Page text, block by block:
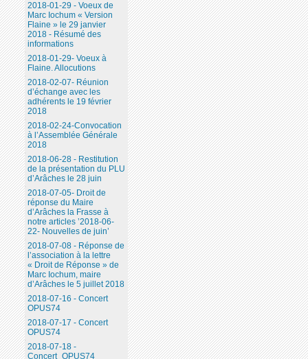
2018-01-29 - Voeux de
Marc Iochum « Version
Flaine » le 29 janvier
2018 - Résumé des
informations
2018-01-29- Voeux à
Flaine. Allocutions
2018-02-07- Réunion
d’échange avec les
adhérents le 19 février
2018
2018-02-24-Convocation
à l’Assemblée Générale
2018
2018-06-28 - Restitution
de la présentation du PLU
d’Arâches le 28 juin
2018-07-05- Droit de
réponse du Maire
d’Arâches la Frasse à
notre articles ’2018-06-
22- Nouvelles de juin’
2018-07-08 - Réponse de
l’association à la lettre
« Droit de Réponse » de
Marc Iochum, maire
d’Arâches le 5 juillet 2018
2018-07-16 - Concert
OPUS74
2018-07-17 - Concert
OPUS74
2018-07-18 -
Concert_OPUS74